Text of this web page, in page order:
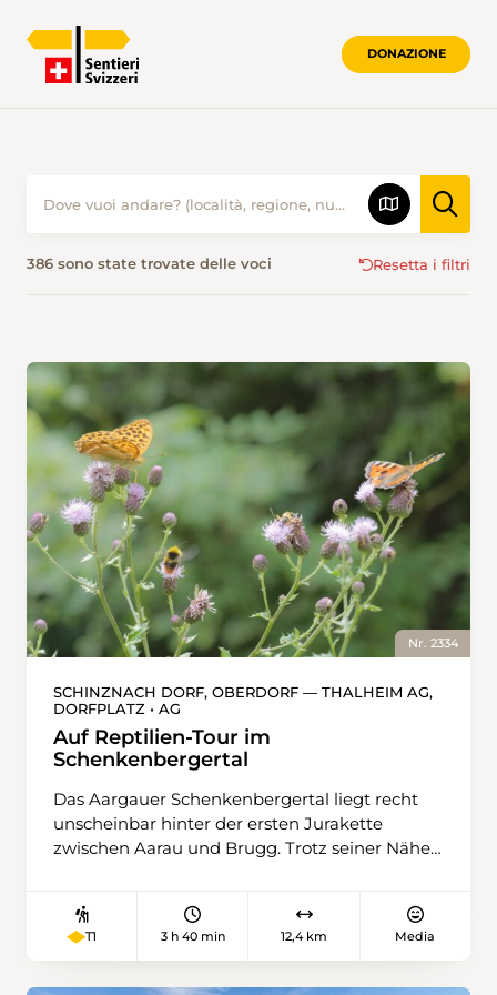
DONAZIONE
386 sono state trovate delle voci Resetta i filtri
Nr. 2334
SCHINZNACH DORF, OBERDORF — THALHEIM AG,
DORFPLATZ • AG
Auf Reptilien-Tour im
Schenkenbergertal
Das Aargauer Schenkenbergertal liegt recht
unscheinbar hinter der ersten Jurakette
zwischen Aarau und Brugg. Trotz seiner Nähe
geschäftigen Welt. Felder, Wiesen und
Rebberge breiten sich in den niedereren
T1 3 h 40 min 12,4 km Media